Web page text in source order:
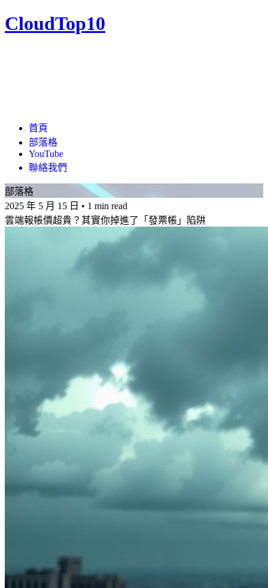
CloudTop10
首頁
部落格
YouTube
聯絡我們
部落格
2025 年 5 月 15 日 • 1 min read
雲端報帳價超貴？其實你掉進了「發票帳」陷阱